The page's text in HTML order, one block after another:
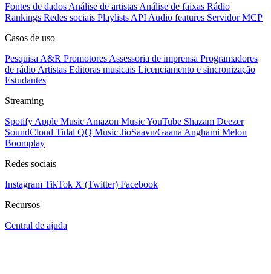
Fontes de dados Análise de artistas Análise de faixas Rádio
Rankings Redes sociais Playlists API Audio features Servidor MCP
Casos de uso
Pesquisa A&R Promotores Assessoria de imprensa Programadores
de rádio Artistas Editoras musicais Licenciamento e sincronização
Estudantes
Streaming
Spotify Apple Music Amazon MusicYouTube Shazam Deezer
SoundCloud Tidal QQ Music JioSaavn/Gaana Anghami Melon
Boomplay
Redes sociais
Instagram TikTok X (Twitter) Facebook
Recursos
Central de ajuda